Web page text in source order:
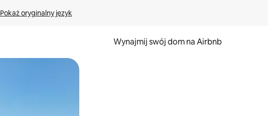
Pokaż oryginalny język
Wynajmij swój dom na Airbnb